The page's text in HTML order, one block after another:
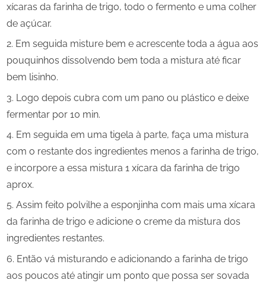
xícaras da farinha de trigo, todo o fermento e uma colher
de açúcar.
Em seguida misture bem e acrescente toda a água aos
pouquinhos dissolvendo bem toda a mistura até ficar
bem lisinho.
Logo depois cubra com um pano ou plástico e deixe
fermentar por 10 min.
Em seguida em uma tigela à parte, faça uma mistura
com o restante dos ingredientes menos a farinha de trigo,
e incorpore a essa mistura 1 xícara da farinha de trigo
aprox.
Assim feito polvilhe a esponjinha com mais uma xícara
da farinha de trigo e adicione o creme da mistura dos
ingredientes restantes.
Então vá misturando e adicionando a farinha de trigo
aos poucos até atingir um ponto que possa ser sovada